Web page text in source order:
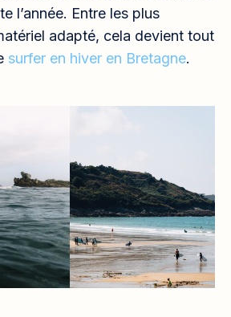
l’année. Entre les plus
adapté, cela devient tout
surfer en hiver en Bretagne.